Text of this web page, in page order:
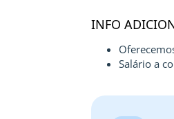
INFO
Salário a